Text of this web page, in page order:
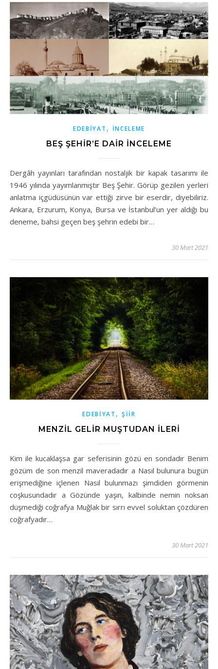
EDEBIYAT , İNCELEME
BEŞ ŞEHIR’E DAIR İNCELEME
Dergâh yayınları tarafından nostaljik bir kapak tasarımı ile
1946 yılında yayımlanmıştır Beş Şehir. Görüp gezilen yerleri
anlatma içgüdüsünün var ettiği zirve bir eserdir, diyebiliriz.
Ankara, Erzurum, Konya, Bursa ve İstanbul’un yer aldığı bu
deneme, bahsi geçen beş şehrin edebi bir…
30 Mart 2021
EDEBIYAT , ŞIIR
MENZİL GELİR MUŞTUDAN İLERİ
Kim ile kucaklaşsa gar seferisinin gözü en sondadır Benim
gözüm de son menzil maveradadır a Nasıl bulunura bugün
erişmediğine içlenen Nasıl bulunmazı şimdiden görmenin
coşkusundadır a Gözünde yaşın, kalbinde nemin noksan
düşmediği coğrafya Muğlak bir sırrı evvel soluktan çözdüren
coğrafyadır…
30 Mart 2021